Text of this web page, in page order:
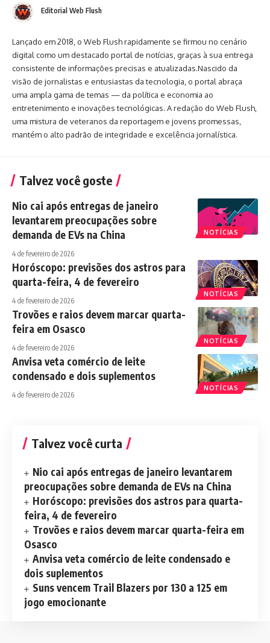
Editorial Web Flush
Lançado em 2018, o Web Flush rapidamente se firmou no cenário
digital como um destacado portal de notícias, graças à sua entrega
consistente de informações precisas e atualizadas.Nascido da
visão de jornalistas e entusiastas da tecnologia, o portal abraça
uma ampla gama de temas — da política e economia ao
entretenimento e inovações tecnológicas. A redação do Web Flush,
uma mistura de veteranos da reportagem e jovens promessas,
mantém o alto padrão de integridade e excelência jornalística.
Talvez você goste
NOTÍCIAS
Nio cai após entregas de janeiro
levantarem preocupações sobre
demanda de EVs na China
4 de fevereiro de 2026
NOTÍCIAS
Horóscopo: previsões dos astros para
quarta-feira, 4 de fevereiro
4 de fevereiro de 2026
NOTÍCIAS
Trovões e raios devem marcar quarta-
feira em Osasco
4 de fevereiro de 2026
NOTÍCIAS
Anvisa veta comércio de leite
condensado e dois suplementos
4 de fevereiro de 2026
Talvez você curta
Nio cai após entregas de janeiro levantarem
preocupações sobre demanda de EVs na China
Horóscopo: previsões dos astros para quarta-
feira, 4 de fevereiro
Trovões e raios devem marcar quarta-feira em
Osasco
Anvisa veta comércio de leite condensado e
dois suplementos
Suns vencem Trail Blazers por 130 a 125 em
jogo emocionante